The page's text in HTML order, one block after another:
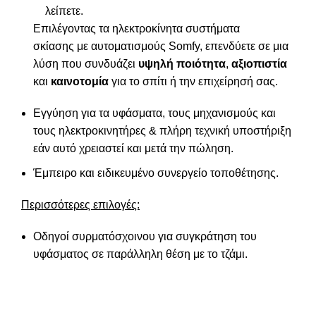
λείπετε.
Επιλέγοντας τα ηλεκτροκίνητα συστήματα
σκίασης με αυτοματισμούς Somfy, επενδύετε σε μια
λύση που συνδυάζει υψηλή ποιότητα, αξιοπιστία
και καινοτομία για το σπίτι ή την επιχείρησή σας.
Εγγύηση για τα υφάσματα, τους μηχανισμούς και
τους ηλεκτροκινητήρες & πλήρη τεχνική υποστήριξη
εάν αυτό χρειαστεί και μετά την πώληση.
Έμπειρο και ειδικευμένο συνεργείο τοποθέτησης.
Περισσότερες επιλογές:
Οδηγοί συρματόσχοινου για συγκράτηση του
υφάσματος σε παράλληλη θέση με το τζάμι.